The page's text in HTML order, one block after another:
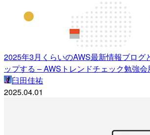
2025年3月くらいのAWS最新情報ブログ
ップする – AWSトレンドチェック勉強
臼田佳祐
2025.04.01